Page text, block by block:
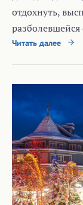
отдохнуть,
Читать далее